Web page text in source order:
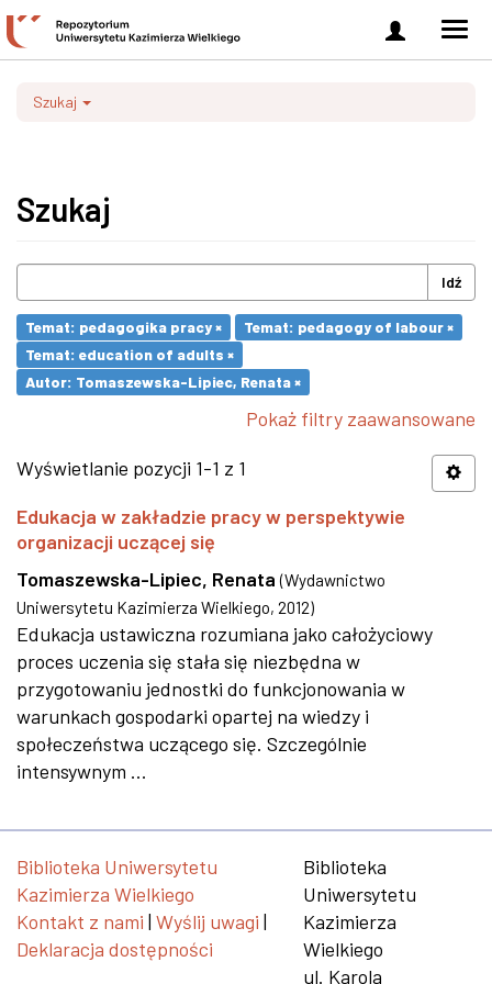
Zaloguj
się
Szukaj
Szukaj
Idź
Temat: pedagogika pracy ×
Temat: pedagogy of labour ×
Temat: education of adults ×
Autor: Tomaszewska-Lipiec, Renata ×
Pokaż filtry zaawansowane
Wyświetlanie pozycji 1-1 z 1
Edukacja w zakładzie pracy w perspektywie
organizacji uczącej się
Tomaszewska-Lipiec, Renata (Wydawnictwo
Uniwersytetu Kazimierza Wielkiego, 2012)
Edukacja ustawiczna rozumiana jako całożyciowy
proces uczenia się stała się niezbędna w
przygotowaniu jednostki do funkcjonowania w
warunkach gospodarki opartej na wiedzy i
społeczeństwa uczącego się. Szczególnie
intensywnym ...
Biblioteka Uniwersytetu
Kazimierza Wielkiego
Kontakt z nami | Wyślij uwagi |
Deklaracja dostępności
Biblioteka
Uniwersytetu
Kazimierza
Wielkiego
ul. Karola